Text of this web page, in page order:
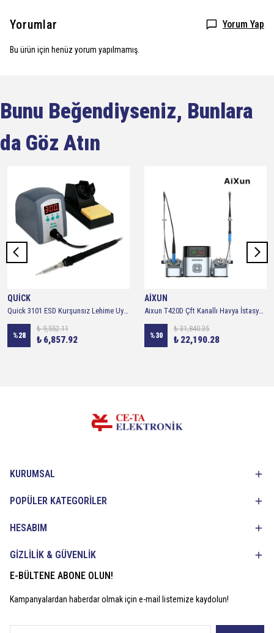
Yorumlar Yorum Yap
Bu ürün için henüz yorum yapılmamış.
Bunu Beğendiyseniz, Bunlara
da Göz Atın
QUİCK
Quick 3101 ESD Kurşunsız Lehime Uygun Dijital Havya İstasyonu 80w
%28
₺ 9,552.11
₺ 6,857.92
AİXUN
Aixun T420D Çft Kanallı Havya İstasyonu - 200W
%30
₺ 31,840.35
₺ 22,190.28
KURUMSAL
POPÜLER KATEGORİLER
HESABIM
GİZLİLİK & GÜVENLİK
E-BÜLTENE ABONE OLUN!
Kampanyalardan haberdar olmak için e-mail listemize kaydolun!